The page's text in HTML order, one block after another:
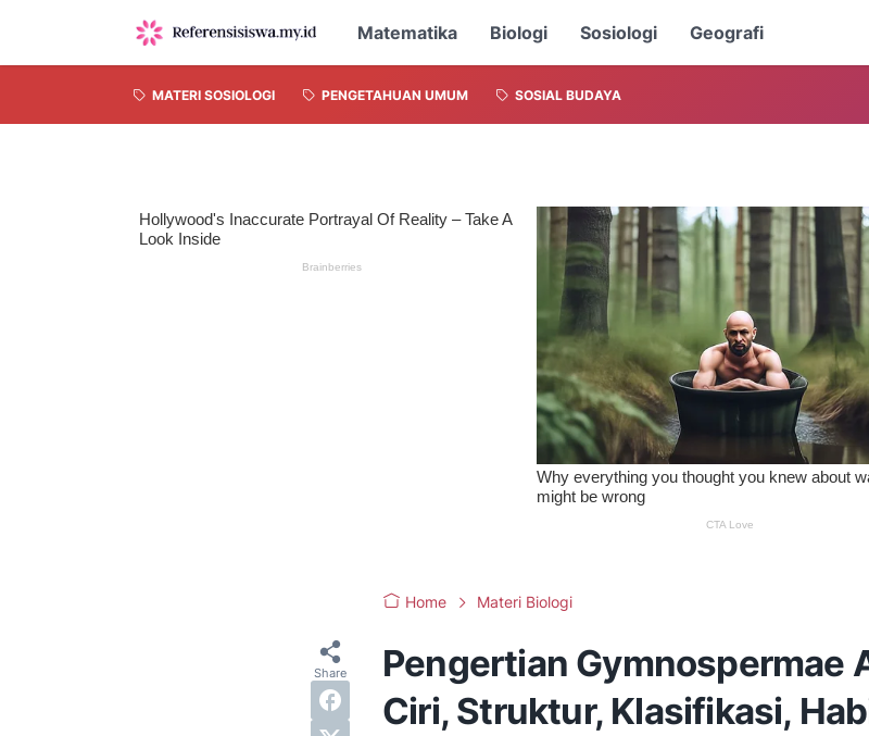
Matematika Biologi Sosiologi Geografi
MATERI SOSIOLOGI PENGETAHUAN UMUM SOSIAL BUDAYA
Home Materi Biologi
Pengertian Gymnospermae
Ciri, Struktur, Klasifikasi,